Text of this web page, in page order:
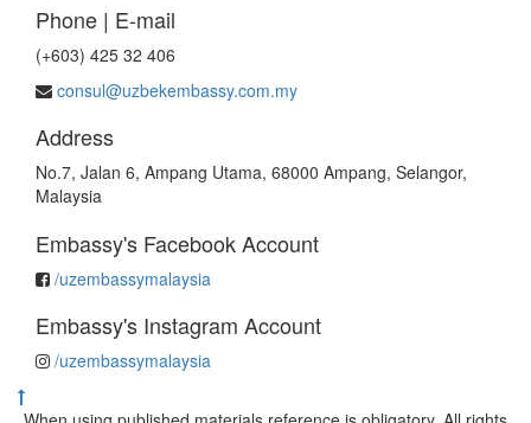
Phone | E-mail
(+603) 425 32 406
consul@uzbekembassy.com.my
Address
No.7, Jalan 6, Ampang Utama, 68000 Ampang, Selangor,
Malaysia
Embassy's Facebook Account
/uzembassymalaysia
Embassy's Instagram Account
/uzembassymalaysia